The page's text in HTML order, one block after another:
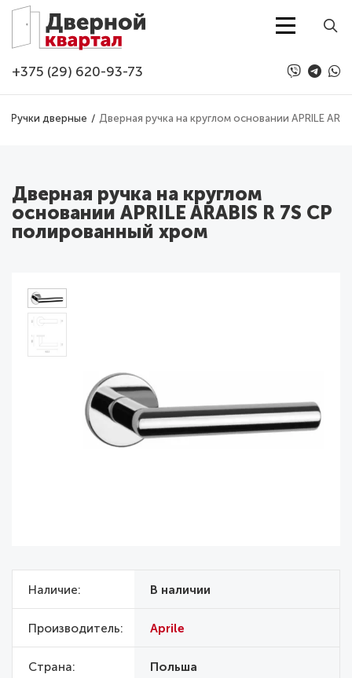
Перейти к основному содержанию
+375 (29) 620-93-73
Ручки дверные Дверная ручка на круглом основании APRILE
Дверная ручка на круглом
основании APRILE ARABIS R 7S CP
полированный хром
Наличие В наличии
Производитель Aprile
Страна Польша